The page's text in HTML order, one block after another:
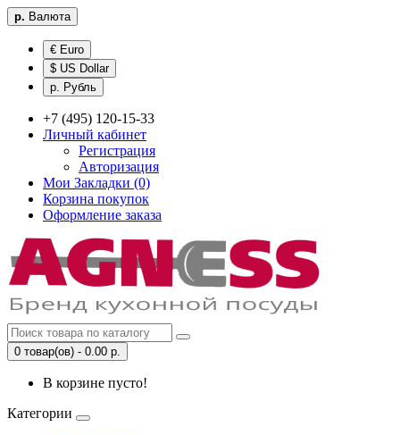
р. Валюта
€ Euro
$ US Dollar
р. Рубль
+7 (495) 120-15-33
Личный кабинет
Регистрация
Авторизация
Мои Закладки (0)
Корзина покупок
Оформление заказа
0 товар(ов) - 0.00 р.
В корзине пусто!
Категории